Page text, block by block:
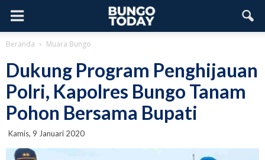
Beranda Muara Bungo
Dukung Program Penghijauan
Polri, Kapolres Bungo Tanam
Pohon Bersama Bupati
Kamis, 9 Januari 2020